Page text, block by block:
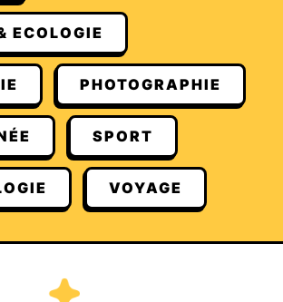
ECOLOGIE
PHOTOGRAPHIE
SPORT
VOYAGE